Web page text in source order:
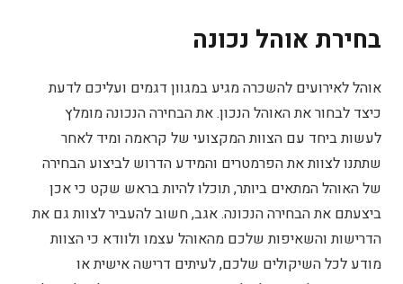
בחירת אוהל נכונה
אוהל לאירועים להשכרה מגיע במגוון דגמים ועליכם לדעת
כיצד לבחור את האוהל הנכון. את הבחירה הנכונה מומלץ
לעשות ביחד עם הצוות המקצועי של קראמה ומיד לאחר
שתתנו לצוות את הפרמטרים והמידע הדרוש לביצוע הבחירה
של האוהל המתאים ביותר, תוכלו להיות בראש שקט כי אכן
ביצעתם את הבחירה הנכונה. אגב, חשוב להעביר לצוות גם את
הדרישות והשאיפות שלכם מהאוהל עצמו ולוודא כי הצוות
מודע לכל השיקולים שלכם, לעיתים דרישה אישית או